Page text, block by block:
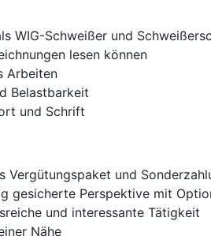
WIG-Schweißer und
lesen können
Arbeiten
Belastbarkeit
und Schrift
Vergütungspaket und
gesicherte Perspektive mit
und interessante Tätigkeit
Nähe